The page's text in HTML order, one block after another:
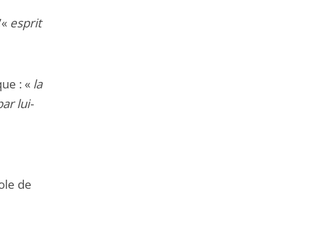
esprit
: « la
lui-
de